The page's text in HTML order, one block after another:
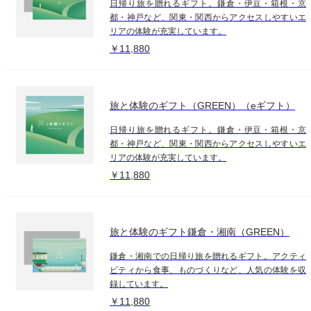
日帰り旅を贈れるギフト。鎌倉・伊豆・箱根・京
都・神戸など、関東・関西からアクセスしやすいエ
リアの体験が充実しています。
￥11,880
旅と体験のギフト（GREEN）（eギフト）
日帰り旅を贈れるギフト。鎌倉・伊豆・箱根・京
都・神戸など、関東・関西からアクセスしやすいエ
リアの体験が充実しています。
￥11,880
旅と体験のギフト鎌倉・湘南（GREEN）
鎌倉・湘南での日帰り旅を贈れるギフト。アクティ
ビティから食事、ものづくりなど、人気の体験を収
録しています。
￥11,880